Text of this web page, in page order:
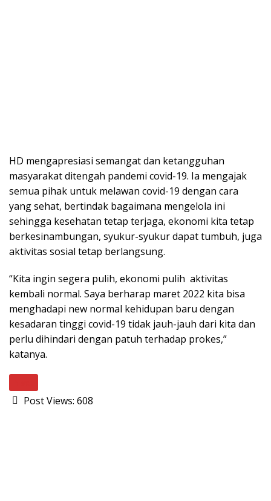
HD mengapresiasi semangat dan ketangguhan
masyarakat ditengah pandemi covid-19. Ia mengajak
semua pihak untuk melawan covid-19 dengan cara
yang sehat, bertindak bagaimana mengelola ini
sehingga kesehatan tetap terjaga, ekonomi kita tetap
berkesinambungan, syukur-syukur dapat tumbuh, juga
aktivitas sosial tetap berlangsung.
“Kita ingin segera pulih, ekonomi pulih aktivitas
kembali normal. Saya berharap maret 2022 kita bisa
menghadapi new normal kehidupan baru dengan
kesadaran tinggi covid-19 tidak jauh-jauh dari kita dan
perlu dihindari dengan patuh terhadap prokes,”
katanya.
Post Views: 608